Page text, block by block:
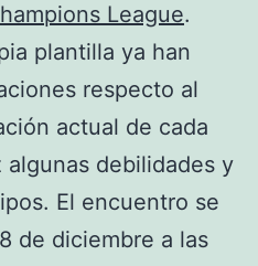
League.
plantilla ya han
respecto al
actual de cada
debilidades y
El encuentro se
de diciembre a las